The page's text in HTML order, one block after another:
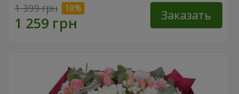
1 399 грн Заказать